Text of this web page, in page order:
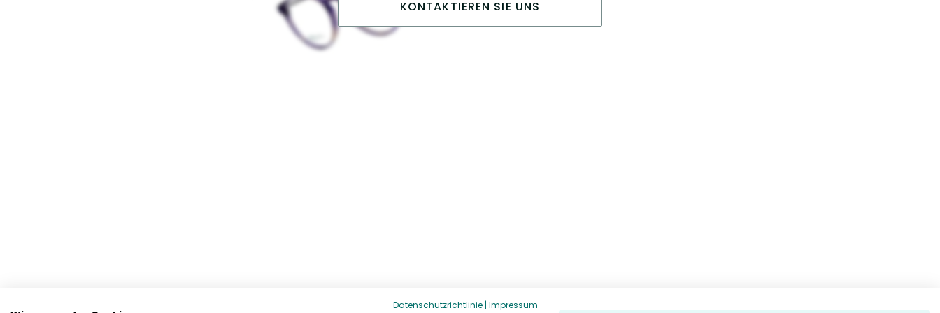
KONTAKTIEREN SIE UNS
Datenschutzrichtlinie | Impressum